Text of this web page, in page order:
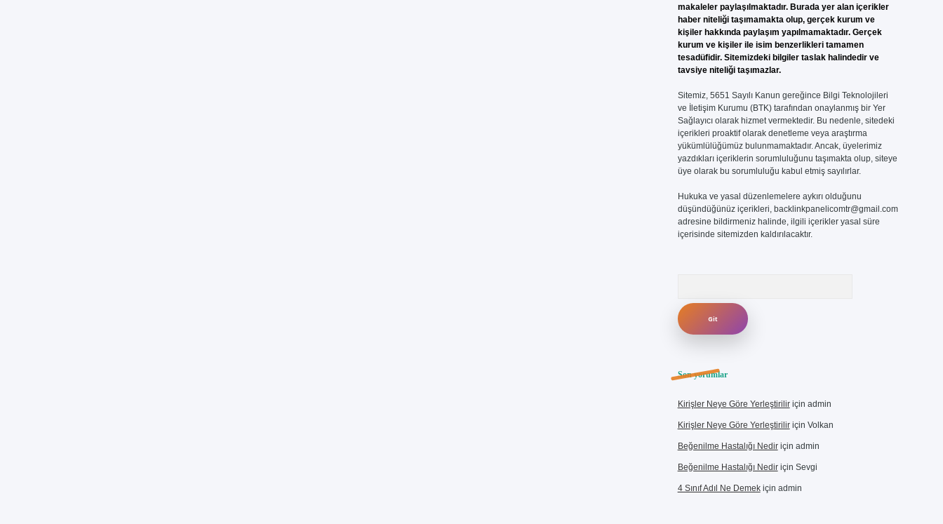
makaleler paylaşılmaktadır. Burada yer alan içerikler
haber niteliği taşımamakta olup, gerçek kurum ve
kişiler hakkında paylaşım yapılmamaktadır. Gerçek
kurum ve kişiler ile isim benzerlikleri tamamen
tesadüfidir. Sitemizdeki bilgiler taslak halindedir ve
tavsiye niteliği taşımazlar.
Sitemiz, 5651 Sayılı Kanun gereğince Bilgi Teknolojileri
ve İletişim Kurumu (BTK) tarafından onaylanmış bir Yer
Sağlayıcı olarak hizmet vermektedir. Bu nedenle, sitedeki
içerikleri proaktif olarak denetleme veya araştırma
yükümlülüğümüz bulunmamaktadır. Ancak, üyelerimiz
yazdıkları içeriklerin sorumluluğunu taşımakta olup, siteye
üye olarak bu sorumluluğu kabul etmiş sayılırlar.
Hukuka ve yasal düzenlemelere aykırı olduğunu
düşündüğünüz içerikleri, backlinkpanelicomtr@gmail.com
adresine bildirmeniz halinde, ilgili içerikler yasal süre
içerisinde sitemizden kaldırılacaktır.
Son yorumlar
Kirişler Neye Göre Yerleştiriliriçin admin
Kirişler Neye Göre Yerleştiriliriçin Volkan
Beğenilme Hastalığı Nediriçin admin
Beğenilme Hastalığı Nediriçin Sevgi
4 Sınıf Adıl Ne Demekiçin admin